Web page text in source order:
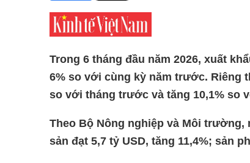
Trong 6 tháng đầu năm 2026, xuất
6% so với cùng kỳ năm trước. Riêng
so với tháng trước và tăng 10,1% so
Theo Bộ Nông nghiệp và Môi trường,
sản đạt 5,7 tỷ USD, tăng 11,4%; sản